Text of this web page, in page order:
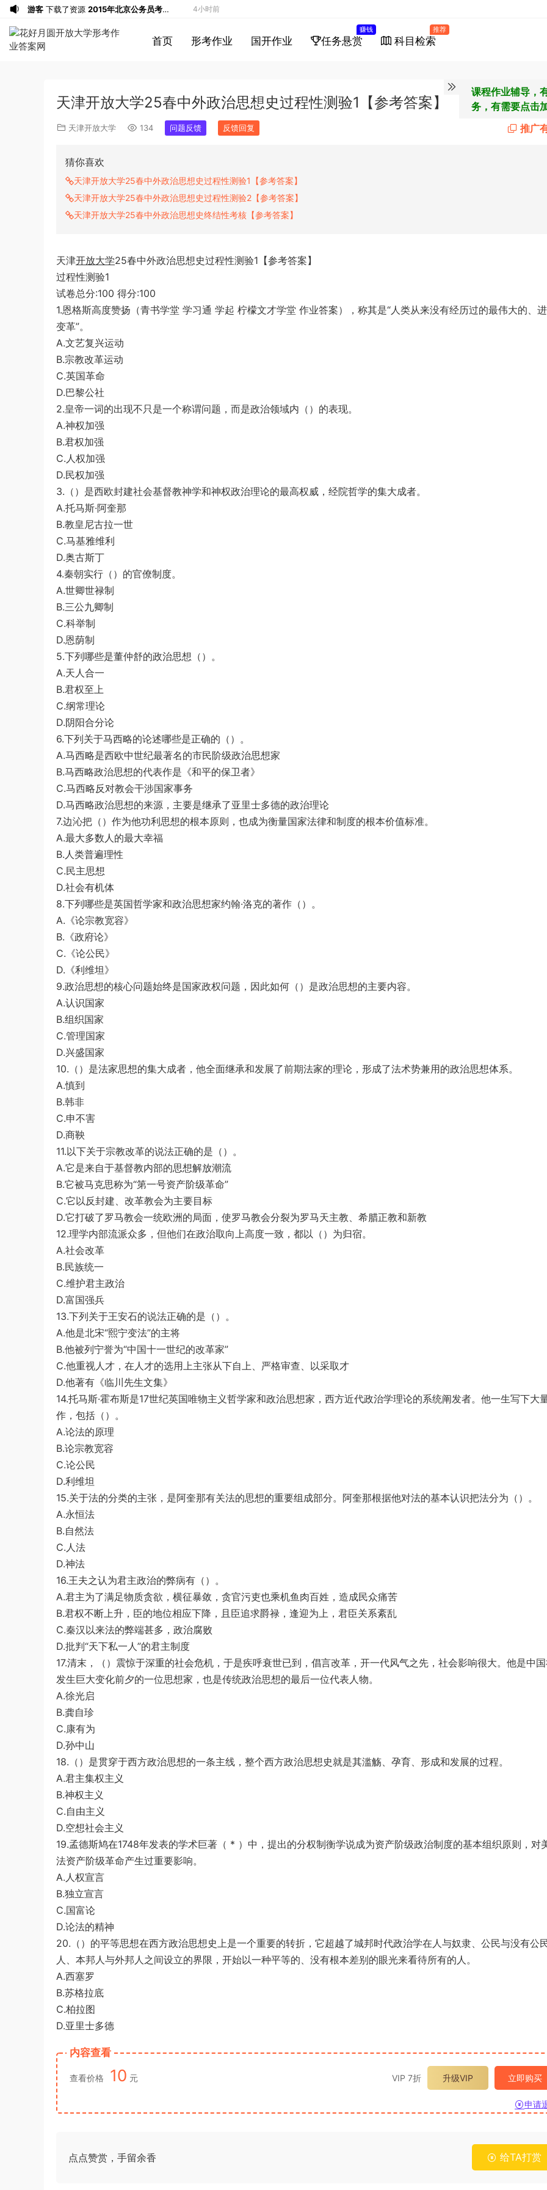
首页 形考作业 国开作业 任务悬赏
赚钱
科目检索
推荐
天津开放大学25春中外政治思想史过程性测验1【参考答案】
天津开放大学 134 问题反馈 反馈回复 推广
猜你喜欢
天津开放大学25春中外政治思想史过程性测验1【参考答案】
天津开放大学25春中外政治思想史过程性测验2【参考答案】
天津开放大学25春中外政治思想史终结性考核【参考答案】
天津开放大学25春中外政治思想史过程性测验1【参考答案】
过程性测验1
试卷总分:100 得分:100
1.恩格斯高度赞扬（青书学堂 学习通 学起 柠檬文才学堂 作业答案），称其是“人类从来没有经历过的最伟大的、
变革”。
A.文艺复兴运动
B.宗教改革运动
C.英国革命
D.巴黎公社
2.皇帝一词的出现不只是一个称谓问题，而是政治领域内（）的表现。
A.神权加强
B.君权加强
C.人权加强
D.民权加强
3.（）是西欧封建社会基督教神学和神权政治理论的最高权威，经院哲学的集大成者。
A.托马斯·阿奎那
B.教皇尼古拉一世
C.马基雅维利
D.奥古斯丁
4.秦朝实行（）的官僚制度。
A.世卿世禄制
B.三公九卿制
C.科举制
D.恩荫制
5.下列哪些是董仲舒的政治思想（）。
A.天人合一
B.君权至上
C.纲常理论
D.阴阳合分论
6.下列关于马西略的论述哪些是正确的（）。
A.马西略是西欧中世纪最著名的市民阶级政治思想家
B.马西略政治思想的代表作是《和平的保卫者》
C.马西略反对教会干涉国家事务
D.马西略政治思想的来源，主要是继承了亚里士多德的政治理论
7.边沁把（）作为他功利思想的根本原则，也成为衡量国家法律和制度的根本价值标准。
A.最大多数人的最大幸福
B.人类普遍理性
C.民主思想
D.社会有机体
8.下列哪些是英国哲学家和政治思想家约翰·洛克的著作（）。
A.《论宗教宽容》
B.《政府论》
C.《论公民》
D.《利维坦》
9.政治思想的核心问题始终是国家政权问题，因此如何（）是政治思想的主要内容。
A.认识国家
B.组织国家
C.管理国家
D.兴盛国家
10.（）是法家思想的集大成者，他全面继承和发展了前期法家的理论，形成了法术势兼用的政治思想体系。
A.慎到
B.韩非
C.申不害
D.商鞅
11.以下关于宗教改革的说法正确的是（）。
A.它是来自于基督教内部的思想解放潮流
B.它被马克思称为“第一号资产阶级革命”
C.它以反封建、改革教会为主要目标
D.它打破了罗马教会一统欧洲的局面，使罗马教会分裂为罗马天主教、希腊正教和新教
12.理学内部流派众多，但他们在政治取向上高度一致，都以（）为归宿。
A.社会改革
B.民族统一
C.维护君主政治
D.富国强兵
13.下列关于王安石的说法正确的是（）。
A.他是北宋“熙宁变法”的主将
B.他被列宁誉为“中国十一世纪的改革家”
C.他重视人才，在人才的选用上主张从下自上、严格审查、以采取才
D.他著有《临川先生文集》
14.托马斯·霍布斯是17世纪英国唯物主义哲学家和政治思想家，西方近代政治学理论的系统阐发者。他一生写下大
作，包括（）。
A.论法的原理
B.论宗教宽容
C.论公民
D.利维坦
15.关于法的分类的主张，是阿奎那有关法的思想的重要组成部分。阿奎那根据他对法的基本认识把法分为（）。
A.永恒法
B.自然法
C.人法
D.神法
16.王夫之认为君主政治的弊病有（）。
A.君主为了满足物质贪欲，横征暴敛，贪官污吏也乘机鱼肉百姓，造成民众痛苦
B.君权不断上升，臣的地位相应下降，且臣追求爵禄，逢迎为上，君臣关系紊乱
C.秦汉以来法的弊端甚多，政治腐败
D.批判“天下私一人”的君主制度
17.清末，（）震惊于深重的社会危机，于是疾呼衰世已到，倡言改革，开一代风气之先，社会影响很大。他是中
发生巨大变化前夕的一位思想家，也是传统政治思想的最后一位代表人物。
A.徐光启
B.龚自珍
C.康有为
D.孙中山
18.（）是贯穿于西方政治思想的一条主线，整个西方政治思想史就是其滥觞、孕育、形成和发展的过程。
A.君主集权主义
B.神权主义
C.自由主义
D.空想社会主义
19.孟德斯鸠在1748年发表的学术巨著（ * ）中，提出的分权制衡学说成为资产阶级政治制度的基本组织原则，对
法资产阶级革命产生过重要影响。
A.人权宣言
B.独立宣言
C.国富论
D.论法的精神
20.（）的平等思想在西方政治思想史上是一个重要的转折，它超越了城邦时代政治学在人与奴隶、公民与没有公
人、本邦人与外邦人之间设立的界限，开始以一种平等的、没有根本差别的眼光来看待所有的人。
A.西塞罗
B.苏格拉底
C.柏拉图
D.亚里士多德
内容查看
查看价格 10 元 VIP 7折 升级VIP 立即购买
申请
点点赞赏，手留余香 给TA打赏
课程作业辅导，
务，有需要点击
游客 下载了资源 2015年北京公务员考试
《行测》卷参考答案及解析
4小时前
游客下载了资源2019年420联考《申
论》真题（黑龙江县乡卷）及答案
u******* 7小时前
u*******登录了本站 7小时前
7小时前
7小时前
下载了资源
2021年0327安徽公务
下载了资源 2021年北京公务员考试
《行测》真题（区级及以上）参考答案及
10小时前
下载了资源2017年422公务员联考
11小时前
行测试题答案解析
u*******签到打卡，获得1元奖励 45分钟前
下载了资源2019年420联考《行